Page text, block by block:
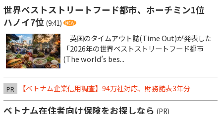
世界ベストストリートフード都市、ホーチミン1位
ハノイ7位 (9:41)
英国のタイムアウト誌(Time Out)が発表した
「2026年の世界ベストストリートフード都市
(The world’s bes...
PR 【ベトナム企業信用調査】94万社対応、財務諸表3年分
ベトナム在住者向け保険をお探しなら (PR)